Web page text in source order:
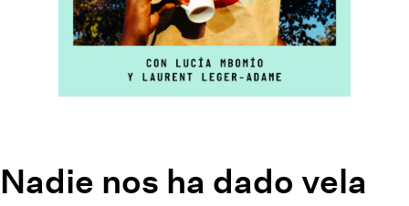
Nadie nos ha dado vela